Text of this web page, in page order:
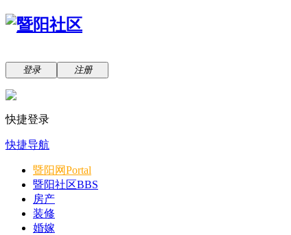
登录 注册
快捷登录
快捷导航
暨阳网Portal
暨阳社区BBS
房产
装修
婚嫁